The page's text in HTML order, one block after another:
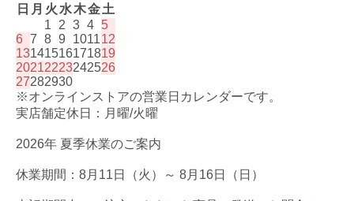
日 月 火 水木金土
1
2 3 4 5
6 7 8 9 101112
13141516171819
20212223242526
27282930
※オンラインストアの営業日カレンダーです。
実店舗定休日：月曜/火曜
2026年 夏季休業のご案内
休業期間：8月11日（火）～ 8月16日（日）